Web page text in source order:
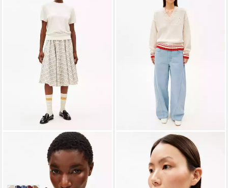
ARMEDANGELS
T-Shirt FINE KNIT Strickshirt
aus TENCEL™ Modal Mix
in 2-3 Werktagen bei dir
ARMEDANGELS
Strickpullover ICONIC Å
COLLEGE
ab 99,90 € UVP 129,90 €